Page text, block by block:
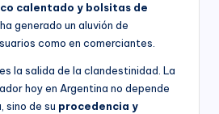
calentado y bolsitas de
generado un aluvión de
como en comerciantes.
la salida de la clandestinidad. La
hoy en Argentina no depende
sino de su procedencia y